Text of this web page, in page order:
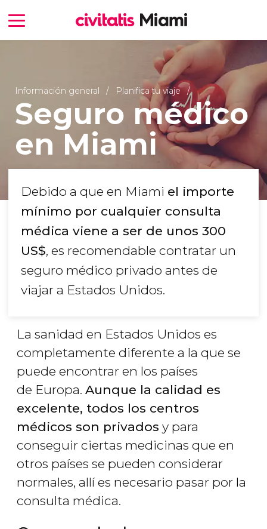
Información general Planifica tu viaje
Seguro médico
en Miami
Debido a que en Miami el importe
mínimo por cualquier consulta
médica viene a ser de unos 300
US$, es recomendable contratar un
seguro médico privado antes de
viajar a Estados Unidos.
La sanidad en Estados Unidos es
completamente diferente a la que se
puede encontrar en los países
de Europa. Aunque la calidad es
excelente, todos los centros
médicos son privados y para
conseguir ciertas medicinas que en
otros países se pueden considerar
normales, allí es necesario pasar por la
consulta médica.